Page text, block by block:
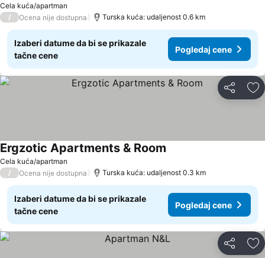
Cela kuća/apartman
/ Ocena nije dostupna Turska kuća: udaljenost 0.6 km
Izaberi datume da bi se prikazale
tačne cene
Pogledaj cene
Deli
Cela kuća/apartman
Ergzotic Apartments & Room
/ Ocena nije dostupna Turska kuća: udaljenost 0.3 km
Izaberi datume da bi se prikazale
tačne cene
Pogledaj cene
Deli